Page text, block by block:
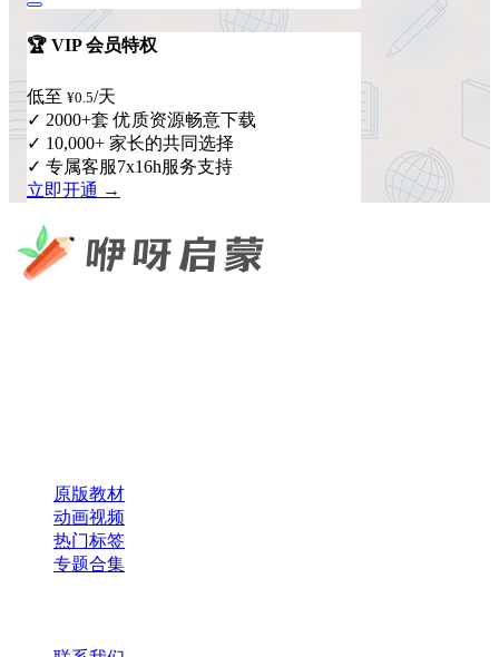
🏆 VIP 会员特权
低至 ¥0.5/天
✓ 2000+套 优质资源畅意下载
✓ 10,000+ 家长的共同选择
✓ 专属客服7x16h服务支持
立即开通 →
原版教材
动画视频
热门标签
专题合集